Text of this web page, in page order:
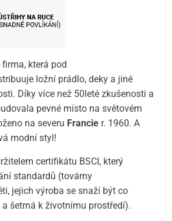
firma, která pod
ložní prádlo, deky a jiné
Díky více než 50leté zkušenosti a
pevné místo na světovém
na severu Francie r. 1960. A
modní styl!
certifikátu BSCI, který
standardů (továrny
jejich výroba se snaží být co
šetrná k životnímu prostředí).